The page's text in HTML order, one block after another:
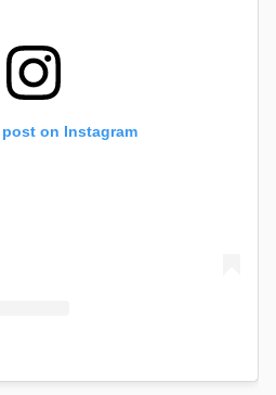
on Instagram